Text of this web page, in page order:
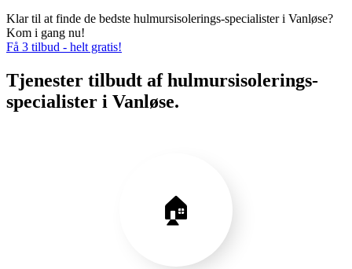
Klar til at finde de bedste hulmursisolerings-specialister i Vanløse?
Kom i gang nu!
Få 3 tilbud - helt gratis!
Tjenester tilbudt af hulmursisolerings-
specialister i Vanløse.
🏠